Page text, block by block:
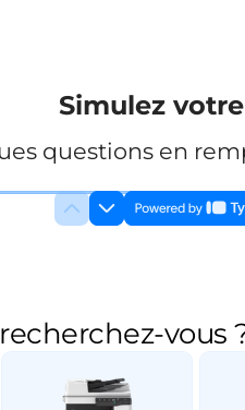
Simulez
questions en